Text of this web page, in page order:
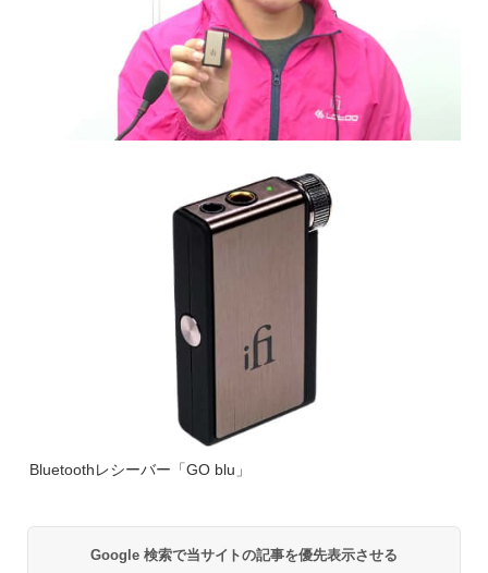
Bluetoothレシーバー「GO blu」
Google 検索で当サイトの記事を優先表示させる